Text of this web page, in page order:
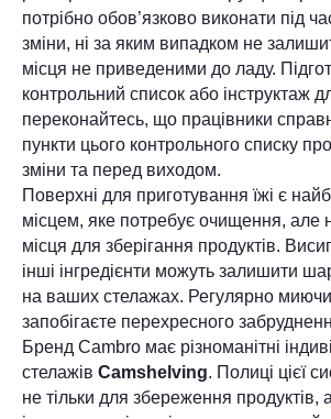
потрібно обов’язково виконати під
зміни, ні за яким випадком не
місця не приведеними до ладу.
контрольний список або інструктаж
переконайтесь, що працівники
пункти цього контрольного списку
зміни та перед виходом.
Поверхні для приготування їжі є
місцем, яке потребує очищення, але
місця для зберігання продуктів.
інші інгредієнти можуть залишити
на ваших стелажах. Регулярно миючи
запобігаєте перехресного
Бренд Cambro має різноманітні
стелажів Camshelving. Полиці цієї
не тільки для збереження продуктів,